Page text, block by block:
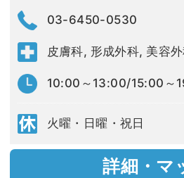
03-6450-0530
皮膚科, 形成外科, 美容
10:00～13:00/15:00～
火曜・日曜・祝日
詳細・マ